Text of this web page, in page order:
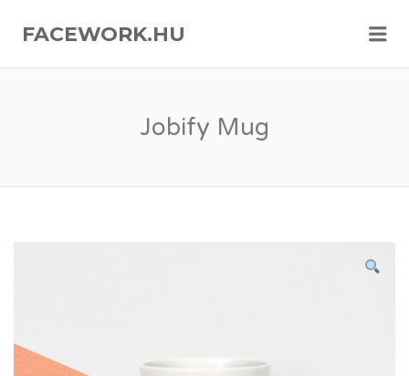
FACEWORK.HU
Jobify Mug